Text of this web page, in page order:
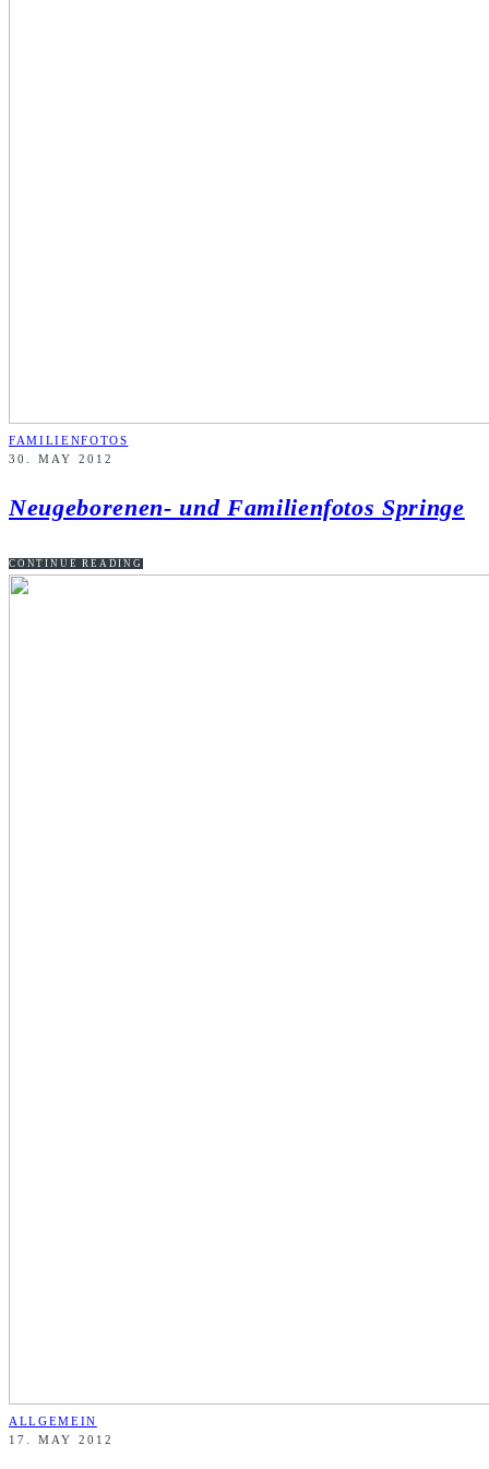
FAMILIENFOTOS
30. MAY 2012
Neugeborenen- und Familienfotos Springe
CONTINUE READING
ALLGEMEIN
17. MAY 2012